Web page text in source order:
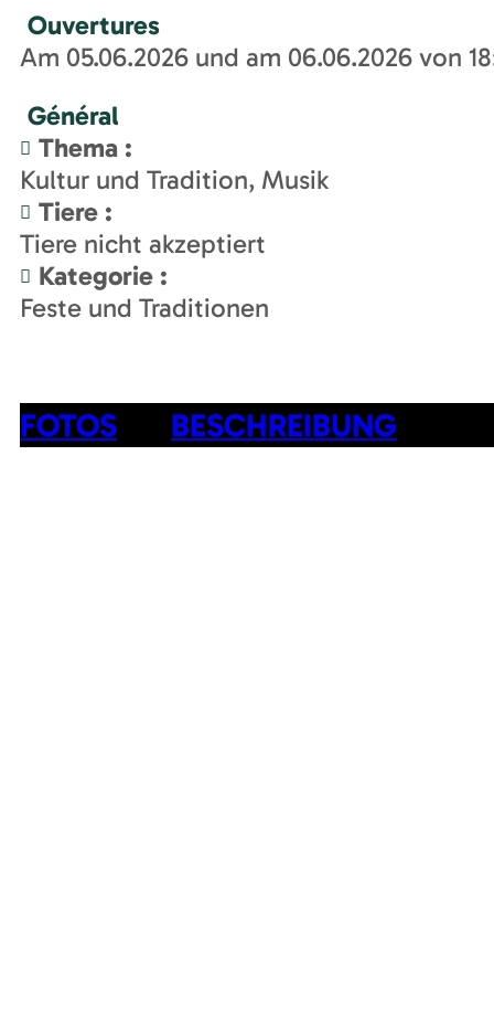
Ouvertures
Am 05.06.2026 und am 06.06.2026 von
Général
Thema :
Kultur und Tradition Musik
Tiere :
Tiere nicht akzeptiert
Kategorie :
Feste und Traditionen
FOTOS BESCHREIBUNG